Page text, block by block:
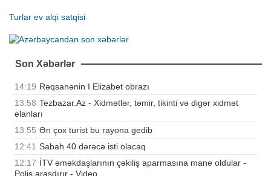
Turlar ev alqi satqisi
Son Xəbərlər
14:19 Rəqsanənin I Elizabet obrazı
13:58 Tezbazar.Az - Xidmətlər, təmir, tikinti və digər xidmət
elanları
13:55 Ən çox turist bu rayona gedib
12:41 Sabah 40 dərəcə isti olacaq
12:17 İTV əməkdaşlarının çəkiliş aparmasına mane oldular -
Polis araşdırır - Video